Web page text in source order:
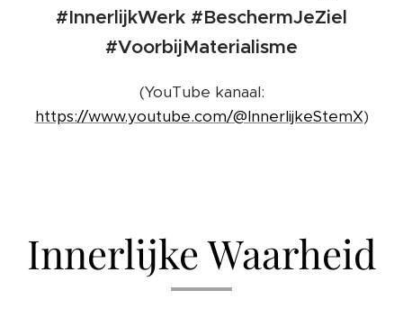
#InnerlijkWerk #BeschermJeZiel
#VoorbijMaterialisme
(YouTube kanaal:
https://www.youtube.com/@InnerlijkeStemX)
Innerlijke Waarheid